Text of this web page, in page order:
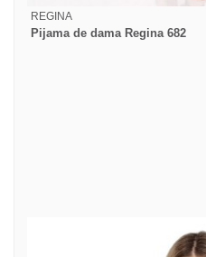
REGINA
Pijama de dama Regina 682